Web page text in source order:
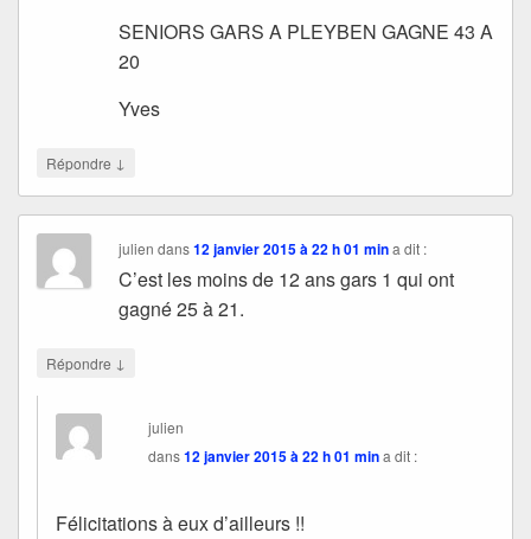
SENIORS GARS A PLEYBEN GAGNE 43 A
20
Yves
Répondre ↓
julien dans12 janvier 2015 à 22 h 01 min a dit :
C’est les moins de 12 ans gars 1 qui ont
gagné 25 à 21.
Répondre ↓
julien
dans12 janvier 2015 à 22 h 01 mina dit :
Félicitations à eux d’ailleurs !!